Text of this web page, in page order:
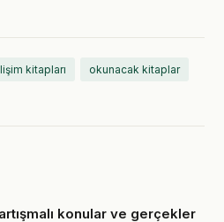
kitapları okunacak kitaplar
konular ve gerçekler